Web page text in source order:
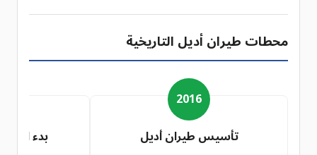
محطات طيران أديل التاريخية
2016
تأسيس طيران أديل
بدء